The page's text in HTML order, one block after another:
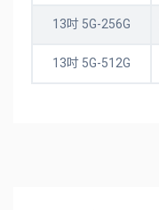
13吋 5G-256G
13吋 5G-512G